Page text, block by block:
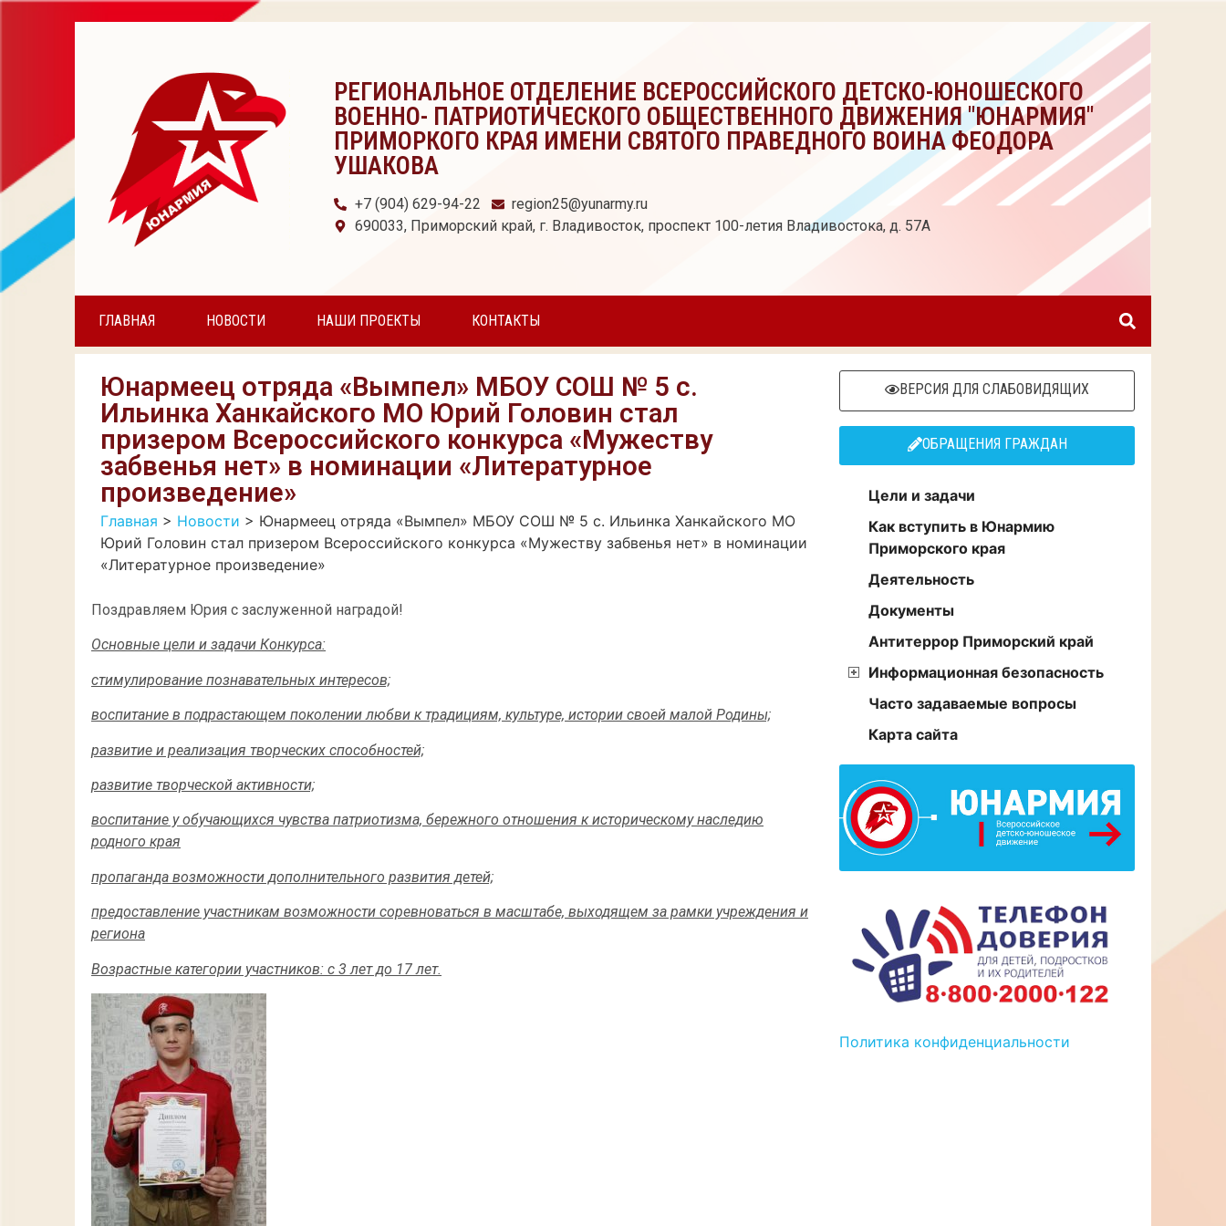
РЕГИОНАЛЬНОЕ ОТДЕЛЕНИЕ ВСЕРОССИЙСКОГО ДЕТСКО-ЮНОШЕСКОГО
ВОЕННО- ПАТРИОТИЧЕСКОГО ОБЩЕСТВЕННОГО ДВИЖЕНИЯ "ЮНАРМИЯ"
ПРИМОРКОГО КРАЯ ИМЕНИ СВЯТОГО ПРАВЕДНОГО ВОИНА ФЕОДОРА
УШАКОВА
+7 (904) 629-94-22
region25@yunarmy.ru
690033, Приморский край, г. Владивосток, проспект 100-летия Владивостока, д. 57А
ГЛАВНАЯ НОВОСТИ НАШИ ПРОЕКТЫ КОНТАКТЫ
Юнармеец отряда «Вымпел» МБОУ СОШ № 5 с.
Ильинка Ханкайского МО Юрий Головин стал
призером Всероссийского конкурса «Мужеству
забвенья нет» в номинации «Литературное
произведение»
Главная > Новости > Юнармеец отряда «Вымпел» МБОУ СОШ № 5 с. Ильинка Ханкайского МО
Юрий Головин стал призером Всероссийского конкурса «Мужеству забвенья нет» в номинации
«Литературное произведение»
Поздравляем Юрия с заслуженной наградой!
Основные цели и задачи Конкурса:
стимулирование познавательных интересов;
воспитание в подрастающем поколении любви к традициям, культуре, истории своей малой Родины;
развитие и реализация творческих способностей;
развитие творческой активности;
воспитание у обучающихся чувства патриотизма, бережного отношения к историческому наследию
родного края
пропаганда возможности дополнительного развития детей;
предоставление участникам возможности соревноваться в масштабе, выходящем за рамки учреждения и
региона
Возрастные категории участников: с 3 лет до 17 лет.
ВЕРСИЯ ДЛЯ СЛАБОВИДЯЩИХ
ОБРАЩЕНИЯ ГРАЖДАН
Цели и задачи
Как вступить в Юнармию
Приморского края
Деятельность
Документы
Антитеррор Приморский край
Информационная безопасность
Часто задаваемые вопросы
Карта сайта
Политика конфиденциальности